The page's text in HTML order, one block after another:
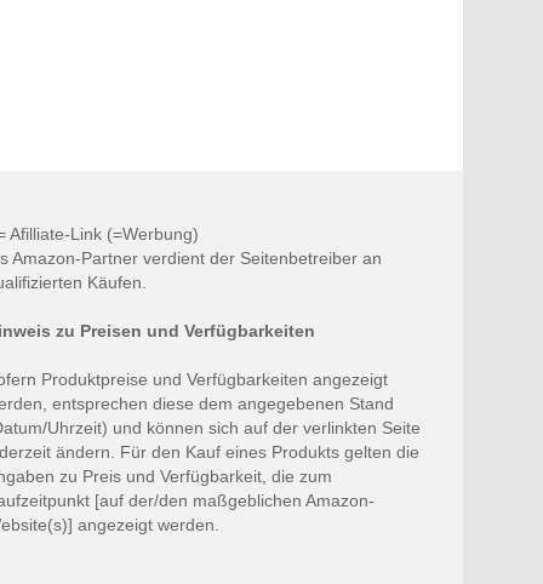
Afilliate-Link (=Werbung)
Amazon-Partner verdient der Seitenbetreiber an
Käufen.
zu Preisen und Verfügbarkeiten
Produktpreise und Verfügbarkeiten angezeigt
entsprechen diese dem angegebenen Stand
Uhrzeit) und können sich auf der verlinkten Seite
ändern. Für den Kauf eines Produkts gelten die
zu Preis und Verfügbarkeit, die zum
[auf der/den maßgeblichen Amazon-
angezeigt werden.